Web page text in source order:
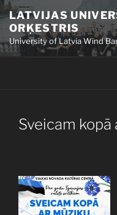
Doties
uz
saturu
LATVIJAS
ORĶESTRIS
University of Latvia Wind
PUBLICĒTS
Sveicam kopā